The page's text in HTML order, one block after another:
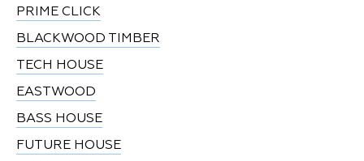
PRIME CLICK
BLACKWOOD TIMBER
TECH HOUSE
EASTWOOD
BASS HOUSE
FUTURE HOUSE